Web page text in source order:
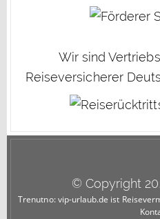
Wir sind
Reiseversicherer
© Copyright
Trenutno: vip-urlaub.de ist